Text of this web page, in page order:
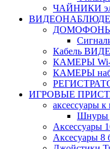
ЧАЙНИКИ
Кабель
КАМЕРЫ
КАМЕРЫ
ИГРОВЫЕ
аксесcуары
Шнуры
Аксессуары
Аксесуары 8